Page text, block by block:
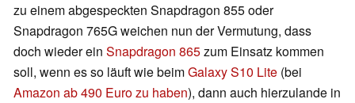
zu einem abgespeckten Snapdragon 855 oder
Snapdragon 765G weichen nun der Vermutung, dass
doch wieder ein Snapdragon 865zum Einsatz kommen
soll, wenn es so läuft wie beimGalaxy S10 Lite (bei
Amazon ab 490 Euro zu haben), dann auch hierzulande in